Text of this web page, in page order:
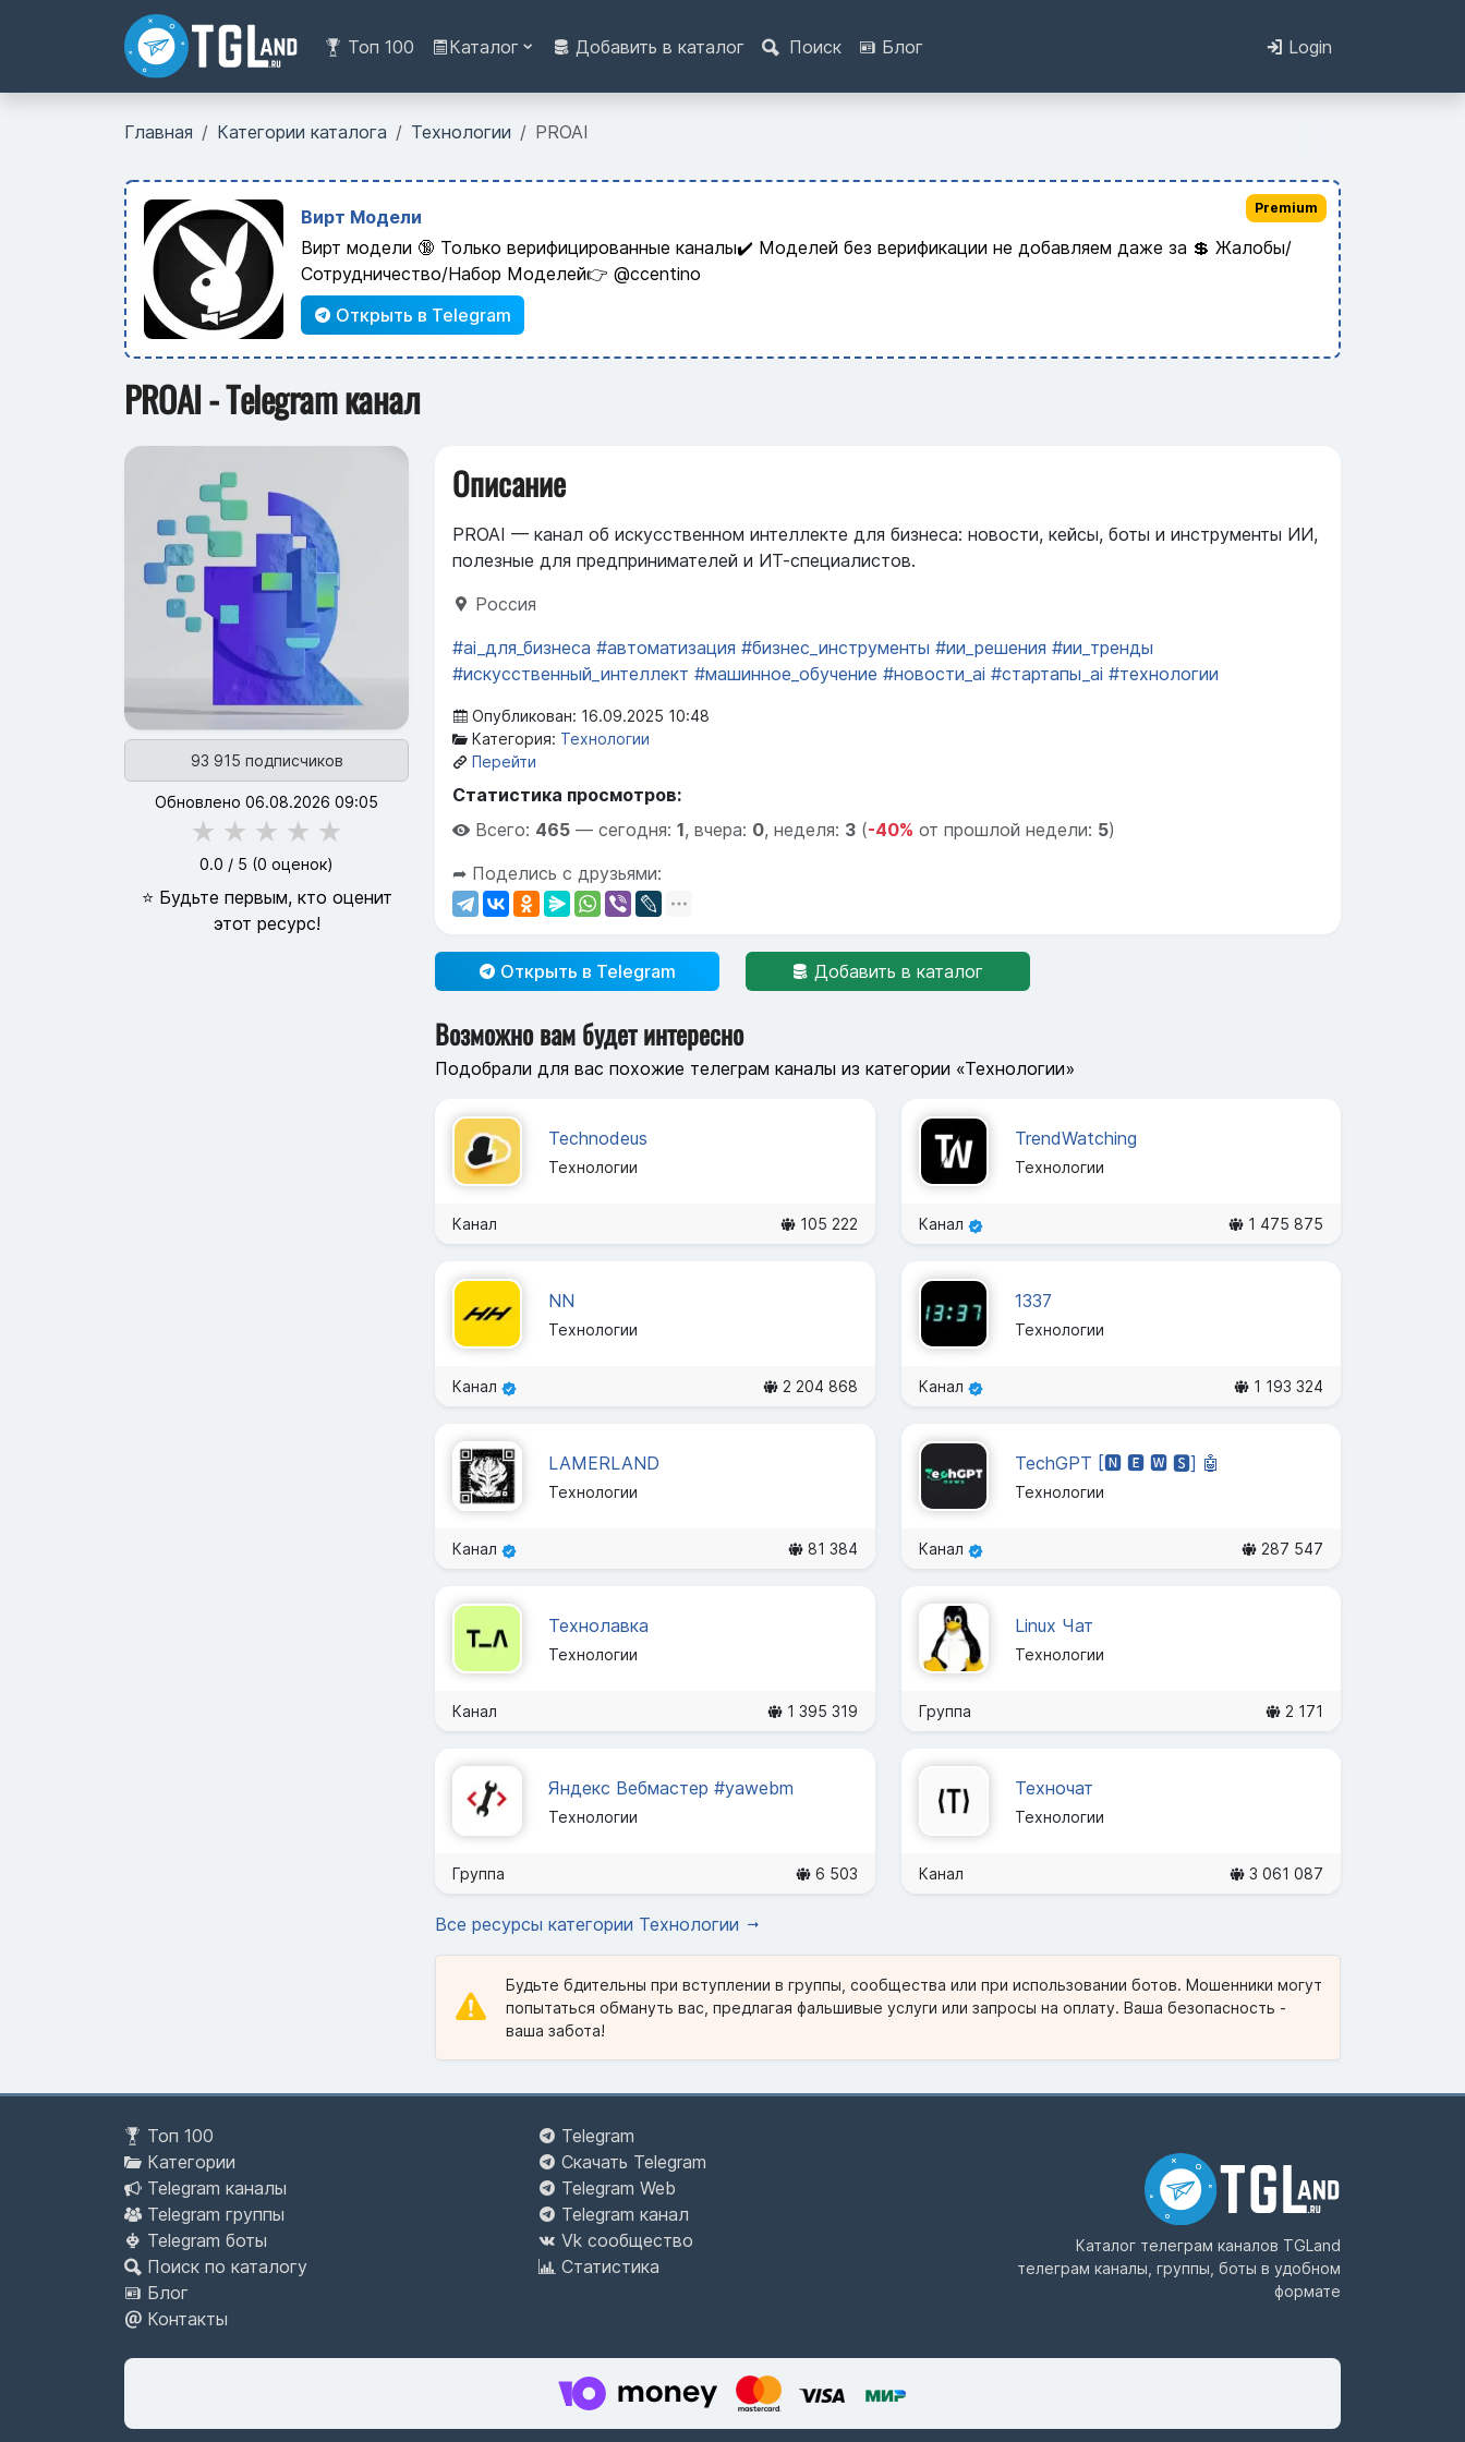
Топ 100 Каталог Добавить в каталог Поиск Блог Login
Главная Категории каталога Технологии PROAI
Вирт Модели
Вирт модели 🔞 Только верифицированные каналы✔️ Моделей без верификации не добавляем даже за 💲 Жалобы/
Сотрудничество/Набор Моделей👉 @ccentino
Открыть в Telegram
Premium
PROAI - Telegram канал
93 915 подписчиков
Обновлено 06.08.2026 09:05
★ ★ ★ ★ ★
0.0 / 5 (0 оценок)
⭐ Будьте первым, кто оценит
этот ресурс!
Описание
PROAI — канал об искусственном интеллекте для бизнеса: новости, кейсы, боты и инструменты ИИ,
полезные для предпринимателей и ИТ-специалистов.
Россия
#ai_для_бизнеса #автоматизация #бизнес_инструменты #ии_решения #ии_тренды
#искусственный_интеллект #машинное_обучение #новости_ai #стартапы_ai #технологии
Опубликован: 16.09.2025 10:48
Категория: Технологии
Перейти
Статистика просмотров:
Всего: 465 — сегодня: 1, вчера: 0, неделя: 3 (-40% от прошлой недели: 5)
➦ Поделись с друзьями:
Открыть в Telegram Добавить в каталог
Возможно вам будет интересно
Подобрали для вас похожие телеграм каналы из категории «Технологии»
Technodeus
Технологии
Канал 105 222
TrendWatching
Технологии
Канал 1 475 875
NN
Технологии
Канал 2 204 868
1337
Технологии
Канал 1 193 324
LAMERLAND
Технологии
Канал 81 384
TechGPT [🅽 🅴 🆆 🆂] 🤖
Технологии
Канал 287 547
Технолавка
Технологии
Канал 1 395 319
Linux Чат
Технологии
Группа 2 171
Яндекс Вебмастер #yawebm
Технологии
Группа 6 503
Техночат
Технологии
Канал 3 061 087
Все ресурсы категории Технологии
Будьте бдительны при вступлении в группы, сообщества или при использовании ботов. Мошенники могут
попытаться обмануть вас, предлагая фальшивые услуги или запросы на оплату. Ваша безопасность -
ваша забота!
Топ 100
Категории
Telegram каналы
Telegram группы
Telegram боты
Поиск по каталогу
Блог
Контакты
Telegram
Скачать Telegram
Telegram Web
Telegram канал
Vk сообщество
Статистика
Каталог телеграм каналов TGLand
телеграм каналы, группы, боты в удобном
формате